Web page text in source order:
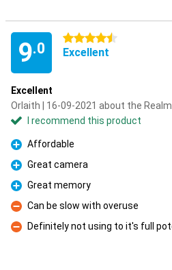
9.0
4.5 stars
Excellent
Excellent
Orlaith | 16-09-2021 about the
I recommend this product
Pro
Affordable
Pro
Great camera
Pro
Great memory
Con
Can be slow with overuse
Con
Definitely not using to it's full